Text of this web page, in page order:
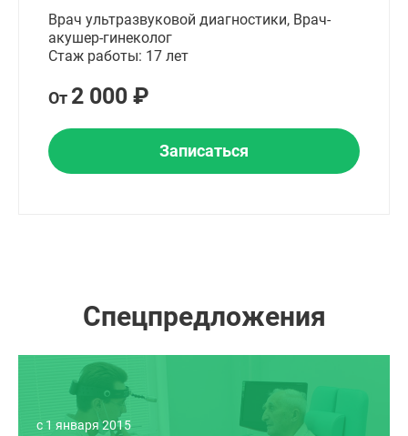
Врач ультразвуковой диагностики, Врач-
акушер-гинеколог
Стаж работы: 17 лет
От 2 000 ₽
Записаться
Спецпредложения
c 1 января 2015